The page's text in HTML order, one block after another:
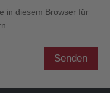
in diesem Browser für
Senden